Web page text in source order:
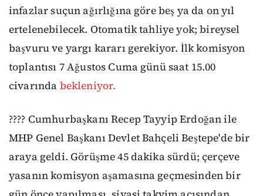
infazlar suçun ağırlığına göre beş ya da on yıl
ertelenebilecek. Otomatik tahliye yok; bireysel
başvuru ve yargı kararı gerekiyor. İlk komisyon
toplantısı 7 Ağustos Cuma günü saat 15.00
civarında bekleniyor.
???? Cumhurbaşkanı Recep Tayyip Erdoğan ile
MHP Genel Başkanı Devlet Bahçeli Beştepe'de bir
araya geldi. Görüşme 45 dakika sürdü; çerçeve
yasanın komisyon aşamasına geçmesinden bir